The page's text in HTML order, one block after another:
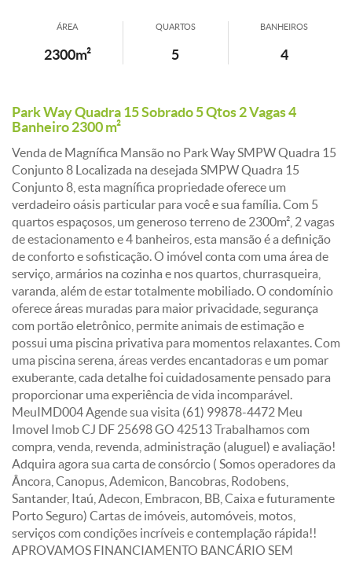
ÁREA
2300m²
QUARTOS
5
BANHEIROS
4
Park Way Quadra 15 Sobrado 5 Qtos 2 Vagas 4
Banheiro 2300 m²
Venda de Magnífica Mansão no Park Way SMPW Quadra 15
Conjunto 8 Localizada na desejada SMPW Quadra 15
Conjunto 8, esta magnífica propriedade oferece um
verdadeiro oásis particular para você e sua família. Com 5
quartos espaçosos, um generoso terreno de 2300m², 2 vagas
de estacionamento e 4 banheiros, esta mansão é a definição
de conforto e sofisticação. O imóvel conta com uma área de
serviço, armários na cozinha e nos quartos, churrasqueira,
varanda, além de estar totalmente mobiliado. O condomínio
oferece áreas muradas para maior privacidade, segurança
com portão eletrônico, permite animais de estimação e
possui uma piscina privativa para momentos relaxantes. Com
uma piscina serena, áreas verdes encantadoras e um pomar
exuberante, cada detalhe foi cuidadosamente pensado para
proporcionar uma experiência de vida incomparável.
MeuIMD004 Agende sua visita (61) 99878-4472 Meu
Imovel Imob CJ DF 25698 GO 42513 Trabalhamos com
compra, venda, revenda, administração (aluguel) e avaliação!
Adquira agora sua carta de consórcio ( Somos operadores da
Âncora, Canopus, Ademicon, Bancobras, Rodobens,
Santander, Itaú, Adecon, Embracon, BB, Caixa e futuramente
Porto Seguro) Cartas de imóveis, automóveis, motos,
serviços com condições incríveis e contemplação rápida!!
APROVAMOS FINANCIAMENTO BANCÁRIO SEM